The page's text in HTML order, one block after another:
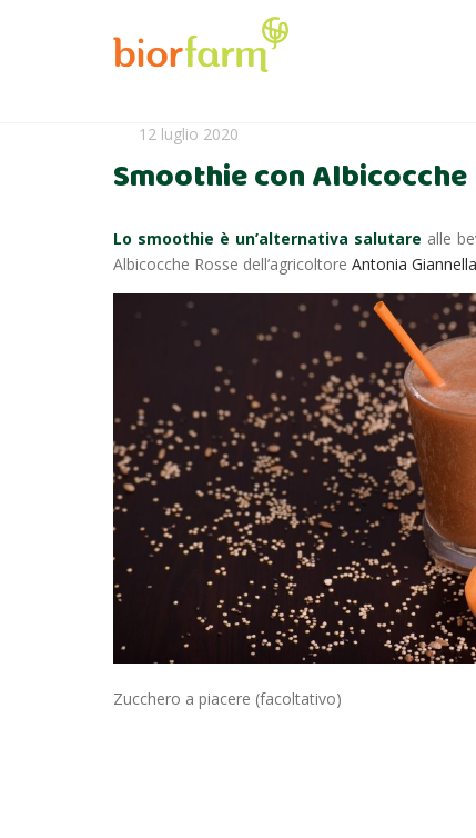
12 luglio 2020
Smoothie con Albicocche
Lo smoothie è un’alternativa salutare alle
Albicocche Rosse dell’agricoltore Antonia Giannella
Zucchero a piacere (facoltativo)